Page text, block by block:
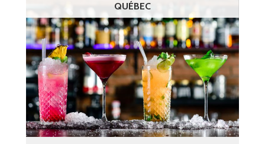
QUÉBEC